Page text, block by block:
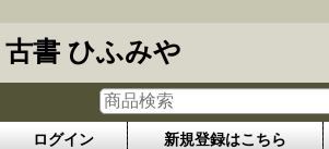
古書 ひふみや
ログイン 新規登録はこちら